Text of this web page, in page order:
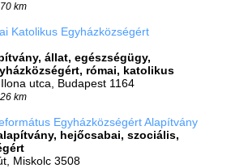
km
Katolikus Egyházközségért
állat, egészségügy,
római, katolikus
utca, Budapest 1164
km
Egyházközségért Alapítvány
hejőcsabai, szociális,
Miskolc 3508